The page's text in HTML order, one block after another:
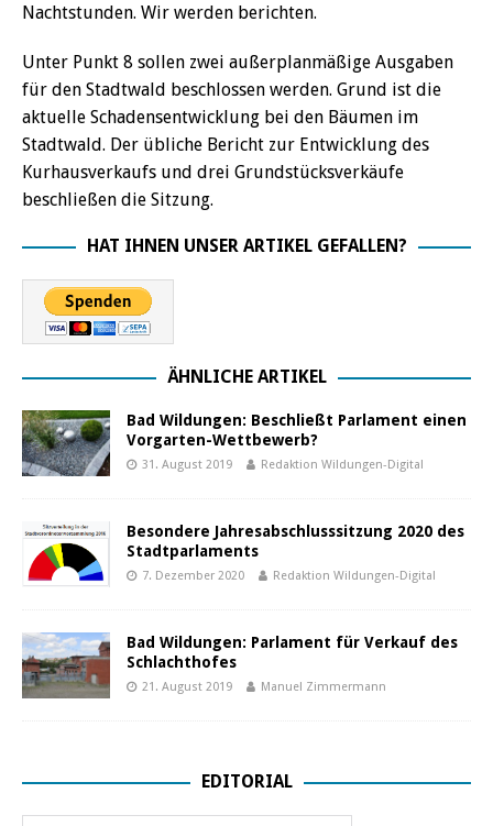
Nachtstunden. Wir werden berichten.
Unter Punkt 8 sollen zwei außerplanmäßige Ausgaben
für den Stadtwald beschlossen werden. Grund ist die
aktuelle Schadensentwicklung bei den Bäumen im
Stadtwald. Der übliche Bericht zur Entwicklung des
Kurhausverkaufs und drei Grundstücksverkäufe
beschließen die Sitzung.
HAT IHNEN UNSER ARTIKEL GEFALLEN?
ÄHNLICHE ARTIKEL
Bad Wildungen: Beschließt Parlament einen
Vorgarten-Wettbewerb?
31. August 2019 Redaktion Wildungen-Digital
Besondere Jahresabschlusssitzung 2020 des
Stadtparlaments
7. Dezember 2020 Redaktion Wildungen-Digital
Bad Wildungen: Parlament für Verkauf des
Schlachthofes
21. August 2019 Manuel Zimmermann
EDITORIAL